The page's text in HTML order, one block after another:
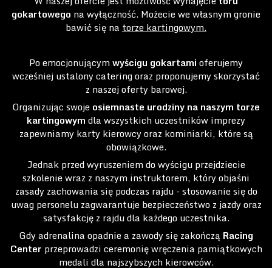
gokartowego na wyłączność. Możecie we własnym gronie
bawić się na torze kartingowym.
Po emocjonującymwyścigu gokartami oferujemy
wcześniej ustalony catering oraz proponujemy skorzystać
z naszej oferty barowej.
Organizując swoje osiemnaste urodziny na naszym torze
kartingowym dla wszystkich uczestników imprezy
zapewniamy karty kierowcy oraz kominiarki, które są
obowiązkowe.
Jednak przed wyruszeniem do wyścigu przejdziecie
szkolenie wraz z naszym instruktorem, który objaśni
zasady zachowania się podczas rajdu - stosowanie się do
uwag personelu zagwarantuje bezpieczeństwo z jazdy oraz
satysfakcję z rajdu dla każdego uczestnika.
Gdy adrenalina opadnie a zawody się zakończą Racing
Center przeprowadzi ceremonię wręczenia pamiątkowych
medali dla najszybszych kierowców.